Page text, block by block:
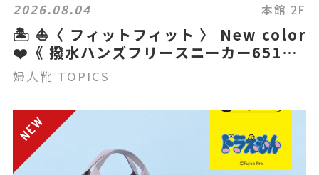
2026.08.04 本館 2F
🏝️ ⛵️〈 フィットフィット 〉 New color
❤️《 撥水ハンズフリースニーカー651》
👟
婦人靴 TOPICS